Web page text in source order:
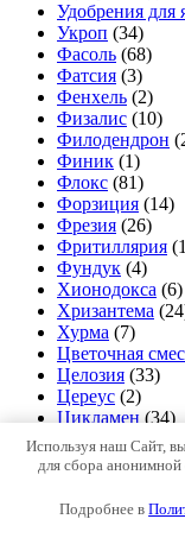
Удобрения для
Укроп (34)
Фасоль (68)
Фатсия (3)
Фенхель (2)
Физалис (10)
Филодендрон
Финик (1)
Флокс (81)
Форзиция (14)
Фрезия (26)
Фритиллярия
Фундук (4)
Хионодокса (6)
Хризантема
Хурма (7)
Цветочная
Целозия (33)
Цереус (2)
Цикламен (34)
Цинерария (6)
Цинния (73)
Чабер (5)
Черевишня
Используя наш Сайт,
для сбора анонимной
Подробнее в